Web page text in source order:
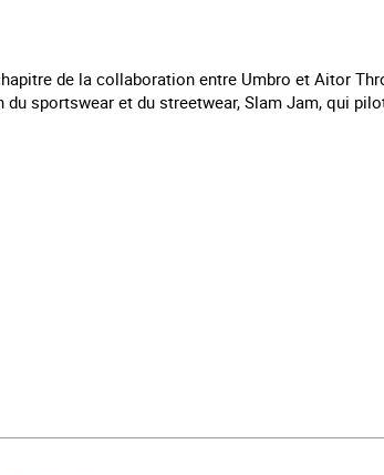
de la collaboration entre Umbro et Aitor
du sportswear et du streetwear, Slam Jam, qui